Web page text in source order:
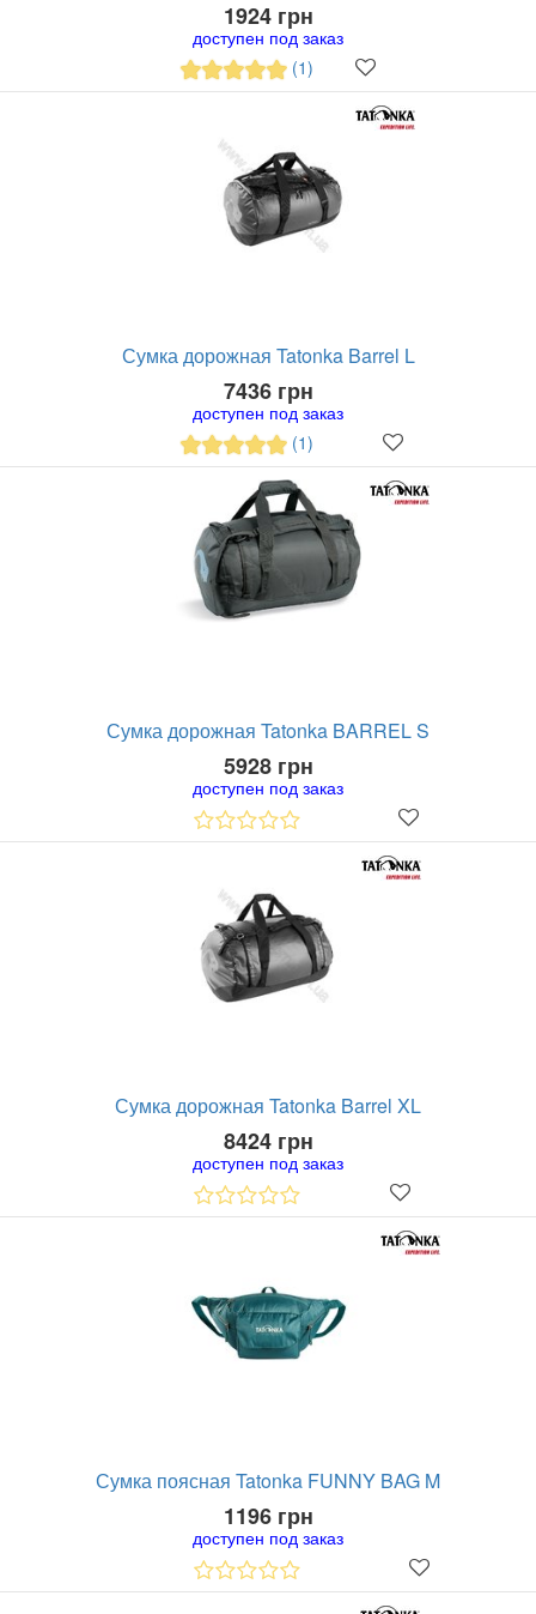
1924 грн
доступен под заказ
(1)
Сумка дорожная Tatonka Barrel L
7436 грн
доступен под заказ
(1)
Сумка дорожная Tatonka BARREL S
5928 грн
доступен под заказ
Сумка дорожная Tatonka Barrel XL
8424 грн
доступен под заказ
Сумка поясная Tatonka FUNNY BAG M
1196 грн
доступен под заказ